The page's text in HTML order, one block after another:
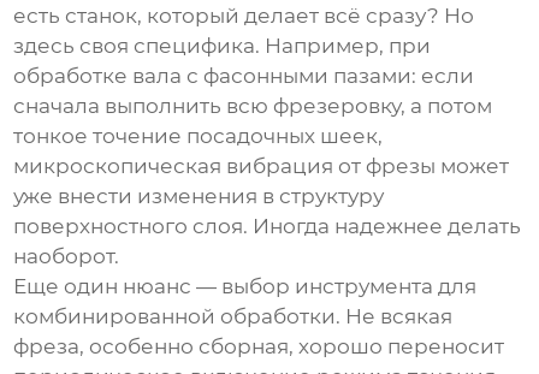
есть станок, который делает всё сразу? Но
здесь своя специфика. Например, при
обработке вала с фасонными пазами: если
сначала выполнить всю фрезеровку, а потом
тонкое точение посадочных шеек,
микроскопическая вибрация от фрезы может
уже внести изменения в структуру
поверхностного слоя. Иногда надежнее делать
наоборот.
Еще один нюанс — выбор инструмента для
комбинированной обработки. Не всякая
фреза, особенно сборная, хорошо переносит